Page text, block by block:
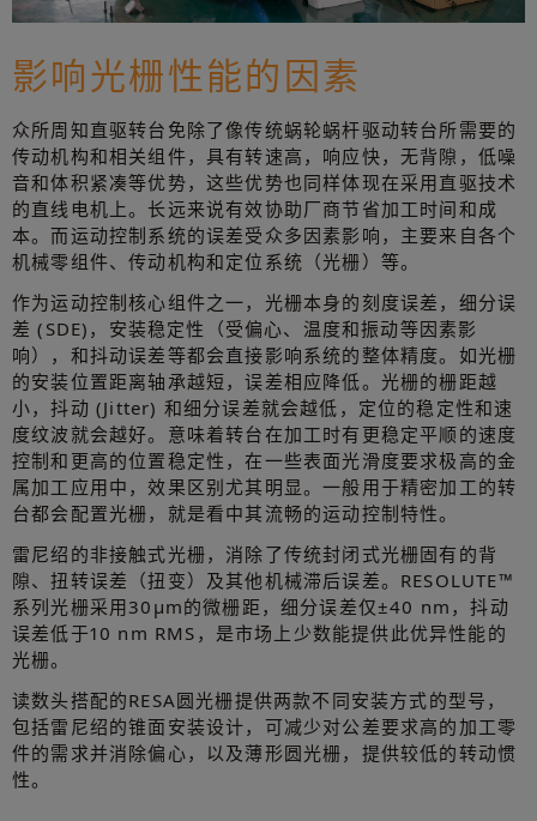
影响光栅性能的因素
众所周知直驱转台免除了像传统蜗轮蜗杆驱动转台所需要的
传动机构和相关组件，具有转速高，响应快，无背隙，低噪
音和体积紧凑等优势，这些优势也同样体现在采用直驱技术
的直线电机上。长远来说有效协助厂商节省加工时间和成
本。而运动控制系统的误差受众多因素影响，主要来自各个
机械零组件、传动机构和定位系统（光栅）等。
作为运动控制核心组件之一，光栅本身的刻度误差，细分误
差 (SDE)，安装稳定性（受偏心、温度和振动等因素影
响），和抖动误差等都会直接影响系统的整体精度。如光栅
的安装位置距离轴承越短，误差相应降低。光栅的栅距越
小，抖动 (Jitter) 和细分误差就会越低，定位的稳定性和速
度纹波就会越好。意味着转台在加工时有更稳定平顺的速度
控制和更高的位置稳定性，在一些表面光滑度要求极高的金
属加工应用中，效果区别尤其明显。一般用于精密加工的转
台都会配置光栅，就是看中其流畅的运动控制特性。
雷尼绍的非接触式光栅，消除了传统封闭式光栅固有的背
隙、扭转误差（扭变）及其他机械滞后误差。RESOLUTE™
系列光栅采用30μm的微栅距，细分误差仅±40 nm，抖动
误差低于10 nm RMS，是市场上少数能提供此优异性能的
光栅。
读数头搭配的RESA圆光栅提供两款不同安装方式的型号，
包括雷尼绍的锥面安装设计，可减少对公差要求高的加工零
件的需求并消除偏心，以及薄形圆光栅，提供较低的转动惯
性。